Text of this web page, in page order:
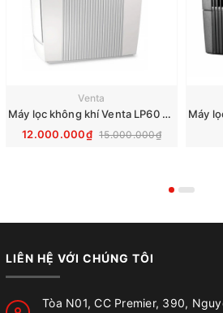
Venta
Máy lọc không khí Venta LP60 Ultra Air Purifier
12.000.000₫ 15.000.000₫
LIÊN HỆ VỚI CHÚNG TÔI
Tòa N01, CC Premier, 390,